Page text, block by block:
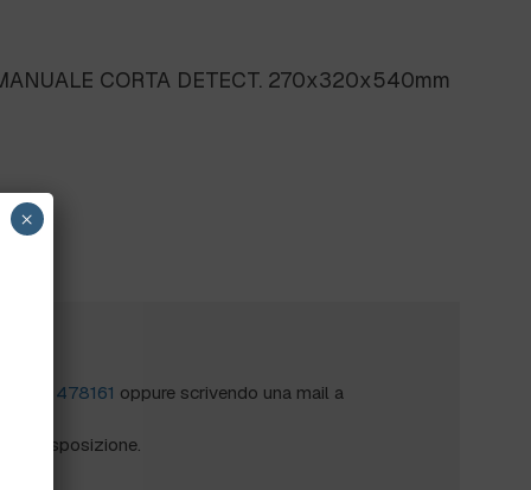
CORTA DETECT. 270x320x540mm
0172 478161 oppure scrivendo una mail a
a disposizione.
×